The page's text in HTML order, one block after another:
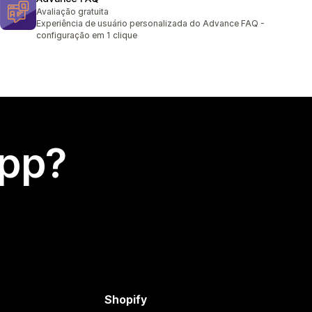
Avaliação gratuita
Experiência de usuário personalizada do Advance FAQ -
configuração em 1 clique
Shopify